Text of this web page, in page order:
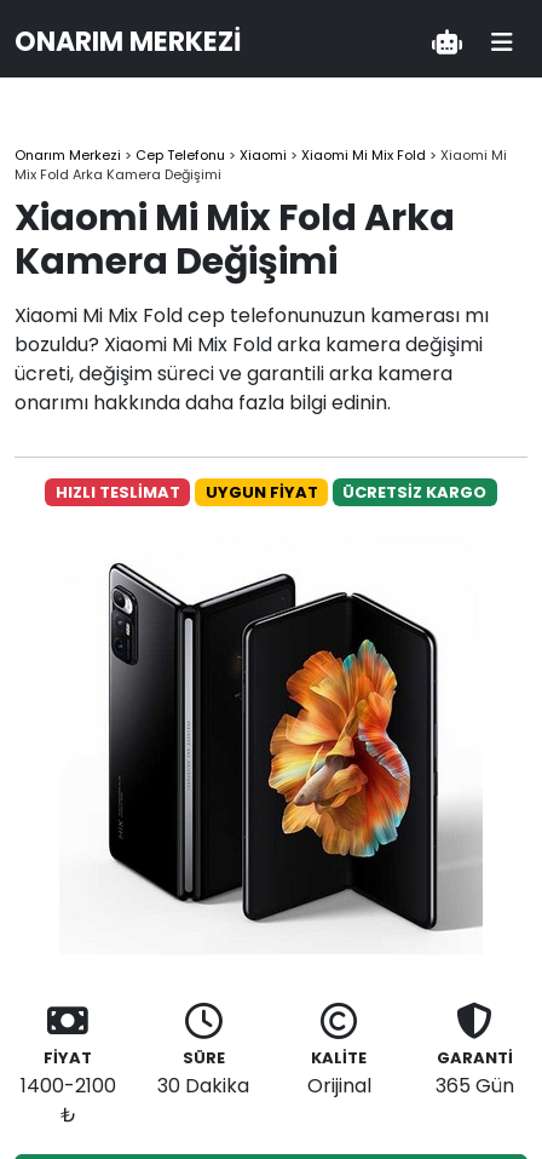
ONARIM MERKEZI
Onarım Merkezi > Cep Telefonu > Xiaomi > Xiaomi Mi Mix Fold > Xiaomi Mi
Mix Fold Arka Kamera Değişimi
Xiaomi Mi Mix Fold Arka
Kamera Değişimi
Xiaomi Mi Mix Fold cep telefonunuzun kamerası mı
bozuldu? Xiaomi Mi Mix Fold arka kamera değişimi
ücreti, değişim süreci ve garantili arka kamera
onarımı hakkında daha fazla bilgi edinin.
HIZLI TESLİMAT UYGUN FİYAT ÜCRETSİZ KARGO
FİYAT
1400-2100
₺
SÜRE
30 Dakika
KALİTE
Orijinal
GARANTİ
365 Gün